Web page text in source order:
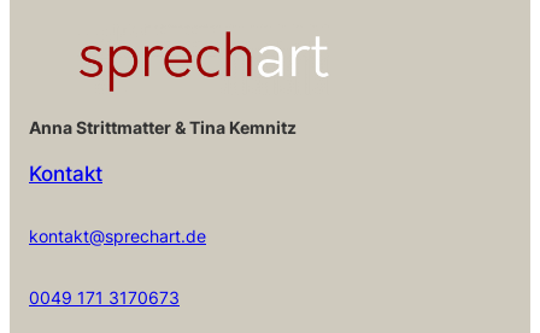
Anna Strittmatter & Tina Kemnitz
Kontakt
kontakt@sprechart.de
0049 171 3170673